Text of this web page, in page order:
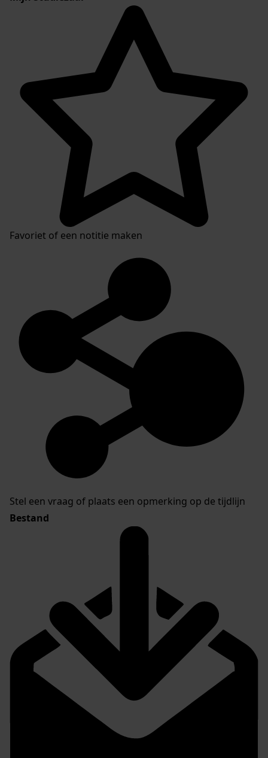
Favoriet of een notitie maken
Stel een vraag of plaats een opmerking op de tijdlijn
Bestand